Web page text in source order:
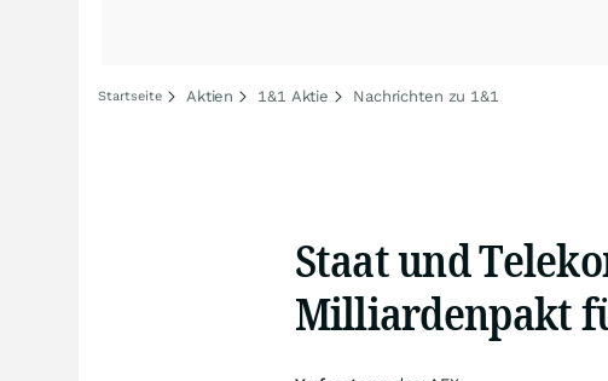
Startseite Aktien 1&1 Aktie Nachrichten zu 1&1
Staat und
Milliardenpakt